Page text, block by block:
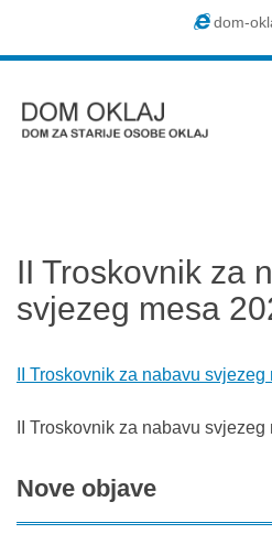
dom-
II Troskovnik za
svjezeg mesa
II Troskovnik za nabavu
II Troskovnik za nabavu
Nove objave